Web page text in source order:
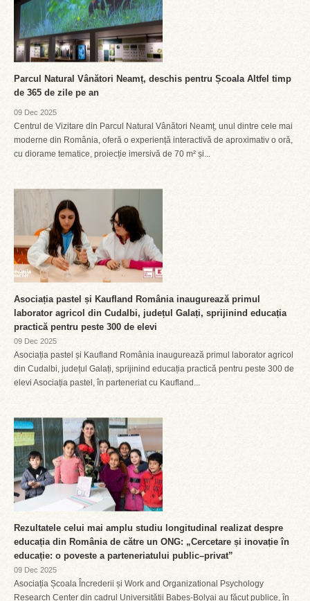
Parcul Natural Vânători Neamț, deschis pentru Școala Altfel timp
de 365 de zile pe an
09 Dec 2025
Centrul de Vizitare din Parcul Natural Vânători Neamț, unul dintre cele mai
moderne din România, oferă o experiență interactivă de aproximativ o oră,
cu diorame tematice, proiecție imersivă de 70 m² și...
Asociația pastel și Kaufland România inaugurează primul
laborator agricol din Cudalbi, județul Galați, sprijinind educația
practică pentru peste 300 de elevi
09 Dec 2025
Asociația pastel și Kaufland România inaugurează primul laborator agricol
din Cudalbi, județul Galați, sprijinind educația practică pentru peste 300 de
elevi Asociația pastel, în parteneriat cu Kaufland...
Rezultatele celui mai amplu studiu longitudinal realizat despre
educația din România de către un ONG: „Cercetare și inovație în
educație: o poveste a parteneriatului public–privat”
09 Dec 2025
Asociația Școala Încrederii și Work and Organizational Psychology
Research Center din cadrul Universității Babeș-Bolyai au făcut publice, în